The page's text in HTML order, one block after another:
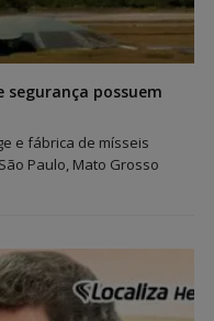
segurança possuem
e fábrica de mísseis
Paulo, Mato Grosso